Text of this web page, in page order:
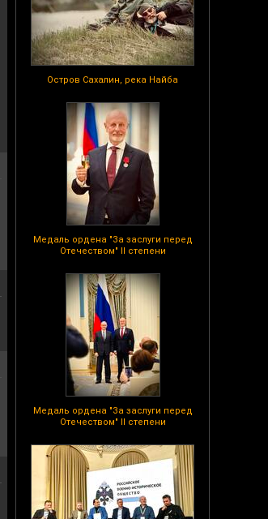
Остров Сахалин, река Найба
Медаль ордена "За заслуги перед
Отечеством" II степени
Медаль ордена "За заслуги перед
Отечеством" II степени